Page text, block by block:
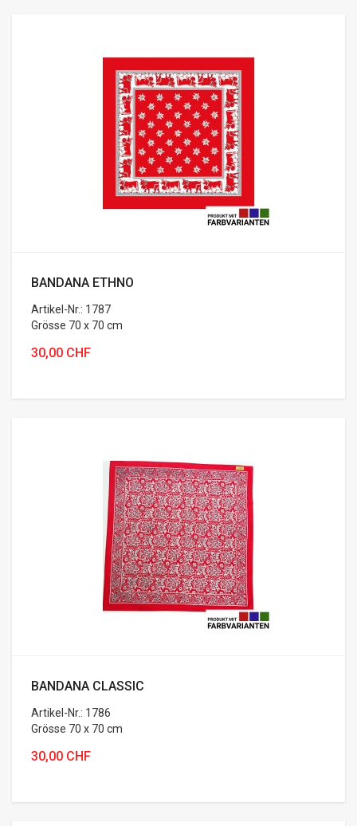
BANDANA ETHNO
Artikel-Nr.: 1787
Grösse 70 x 70 cm
30,00 CHF
BANDANA CLASSIC
Artikel-Nr.: 1786
Grösse 70 x 70 cm
30,00 CHF